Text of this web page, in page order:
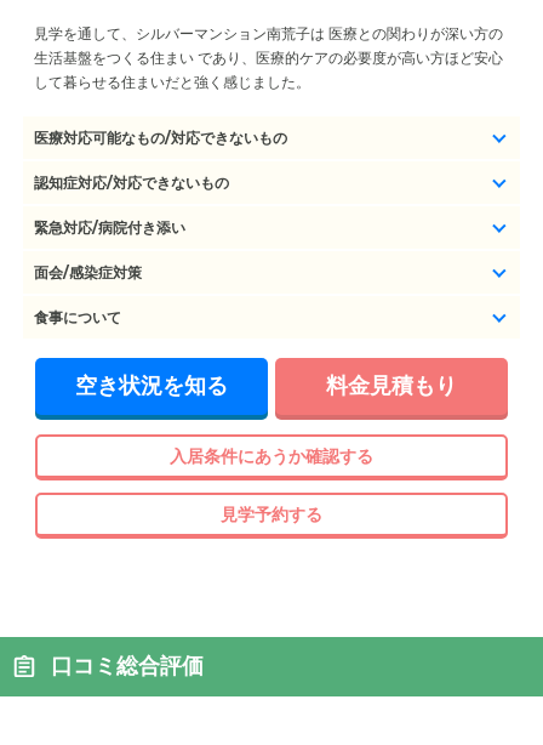
見学を通して、シルバーマンション南荒子は 医療との関わりが深い方の
生活基盤をつくる住まい であり、医療的ケアの必要度が高い方ほど安心
して暮らせる住まいだと強く感じました。
医療対応可能なもの/対応できないもの
認知症対応/対応できないもの
緊急対応/病院付き添い
面会/感染症対策
食事について
空き状況を知る 料金見積もり
入居条件にあうか確認する
見学予約する
口コミ総合評価